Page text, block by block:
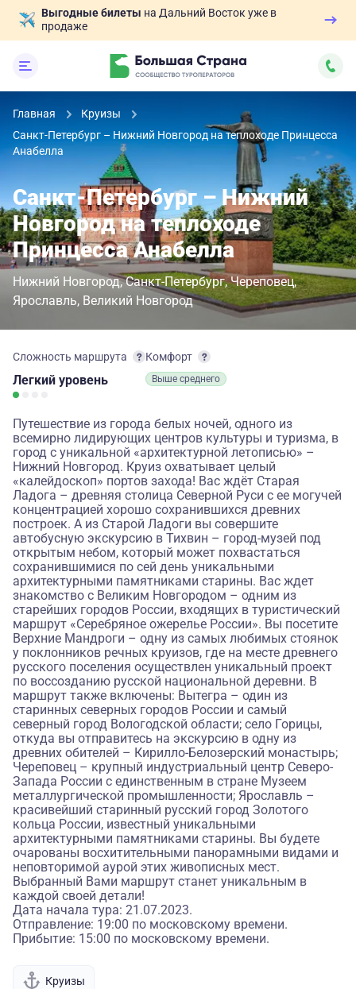
Выгодные билеты на Дальний Восток уже в
продаже
Главная
Круизы
Санкт-Петербург – Нижний Новгород на теплоходе Принцесса
Анабелла
Санкт-Петербург – Нижний
Новгород на теплоходе
Принцесса Анабелла
Нижний Новгород Санкт-Петербург Череповец
Ярославль Великий Новгород
Сложность маршрута
Легкий уровень
Комфорт
Выше среднего
Путешествие из города белых ночей, одного из
всемирно лидирующих центров культуры и туризма, в
город с уникальной «архитектурной летописью» –
Нижний Новгород. Круиз охватывает целый
«калейдоскоп» портов захода! Вас ждёт Старая
Ладога – древняя столица Северной Руси с ее могучей
концентрацией хорошо сохранившихся древних
построек. А из Старой Ладоги вы совершите
автобусную экскурсию в Тихвин – город-музей под
открытым небом, который может похвастаться
сохранившимися по сей день уникальными
архитектурными памятниками старины. Вас ждет
знакомство с Великим Новгородом – одним из
старейших городов России, входящих в туристический
маршрут «Серебряное ожерелье России». Вы посетите
Верхние Мандроги – одну из самых любимых стоянок
у поклонников речных круизов, где на месте древнего
русского поселения осуществлен уникальный проект
по воссозданию русской национальной деревни. В
маршрут также включены: Вытегра – один из
старинных северных городов России и самый
северный город Вологодской области; село Горицы,
откуда вы отправитесь на экскурсию в одну из
древних обителей – Кирилло-Белозерский монастырь;
Череповец – крупный индустриальный центр Северо-
Запада России с единственным в стране Музеем
металлургической промышленности; Ярославль –
красивейший старинный русский город Золотого
кольца России, известный уникальными
архитектурными памятниками старины. Вы будете
очарованы восхитительными панорамными видами и
неповторимой аурой этих живописных мест.
Выбранный Вами маршрут станет уникальным в
каждой своей детали!
Дата начала тура: 21.07.2023.
Отправление: 19:00 по московскому времени.
Прибытие: 15:00 по московскому времени.
Круизы